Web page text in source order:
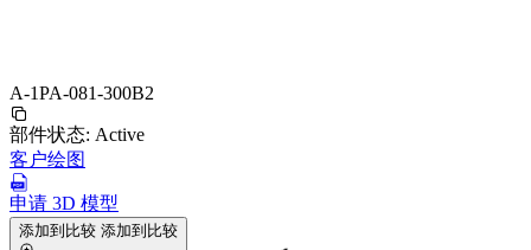
A-1PA-081-300B2
部件状态: Active
客户绘图
申请 3D 模型
添加到比较 添加到比较